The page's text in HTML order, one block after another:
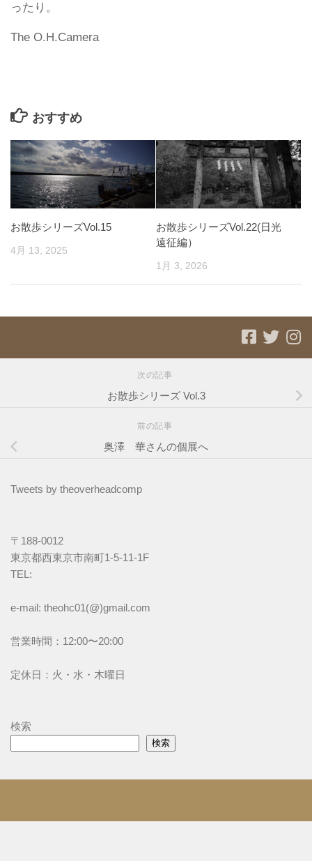
ったり。
The O.H.Camera
おすすめ
お散歩シリーズVol.15
4月 13, 2025
お散歩シリーズVol.22(日光
遠征編）
1月 3, 2026
次の記事
お散歩シリーズ Vol.3
前の記事
奥澤 華さんの個展へ
Tweets by theoverheadcomp
〒188-0012
東京都西東京市南町1-5-11-1F
TEL:
e-mail: theohc01(@)gmail.com
営業時間：12:00〜20:00
定休日：火・水・木曜日
検索
検索